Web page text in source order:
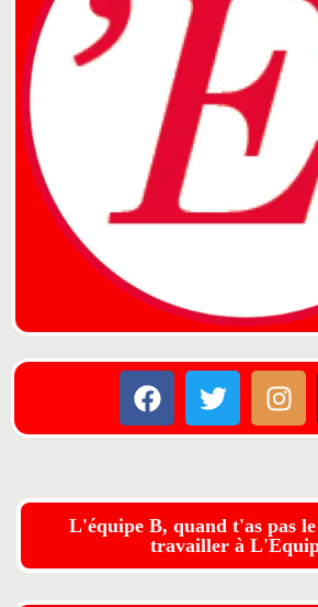
L'équipe B, quand t'as pas
travailler à